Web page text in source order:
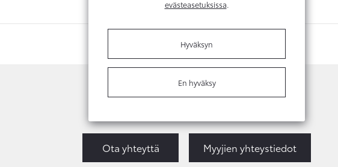
Ota yhteyttä Myyjien yhteystiedot
evästeasetuksissa.
Hyväksyn
En hyväksy